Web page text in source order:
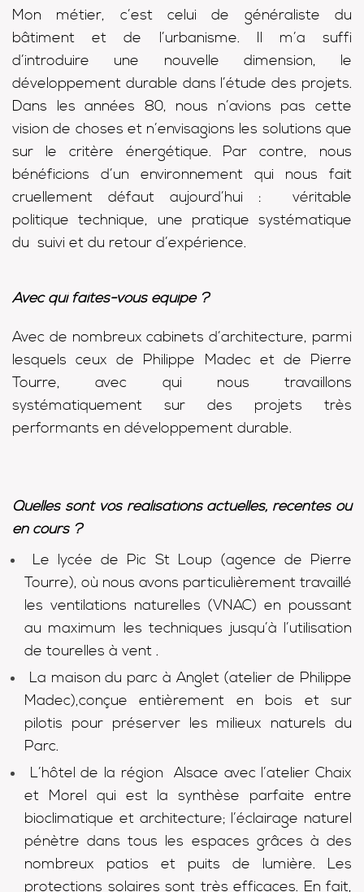
Mon métier, c’est celui de généraliste du
bâtiment et de l’urbanisme. Il m’a suffi
d’introduire une nouvelle dimension, le
développement durable dans l’étude des projets.
Dans les années 80, nous n’avions pas cette
vision de choses et n’envisagions les solutions que
sur le critère énergétique. Par contre, nous
bénéficions d’un environnement qui nous fait
cruellement défaut aujourd’hui : véritable
politique technique, une pratique systématique
du suivi et du retour d’expérience.
Avec qui faites-vous équipe ?
Avec de nombreux cabinets d’architecture, parmi
lesquels ceux de Philippe Madec et de Pierre
Tourre, avec qui nous travaillons
systématiquement sur des projets très
performants en développement durable.
Quelles sont vos réalisations actuelles, récentes ou
en cours ?
Le lycée de Pic St Loup (agence de Pierre
Tourre), où nous avons particulièrement travaillé
les ventilations naturelles (VNAC) en poussant
au maximum les techniques jusqu’à l’utilisation
de tourelles à vent .
La maison du parc à Anglet (atelier de Philippe
Madec),conçue entièrement en bois et sur
pilotis pour préserver les milieux naturels du
Parc.
L’hôtel de la région Alsace avec l’atelier Chaix
et Morel qui est la synthèse parfaite entre
bioclimatique et architecture; l’éclairage naturel
pénètre dans tous les espaces grâces à des
nombreux patios et puits de lumière. Les
protections solaires sont très efficaces. En fait,